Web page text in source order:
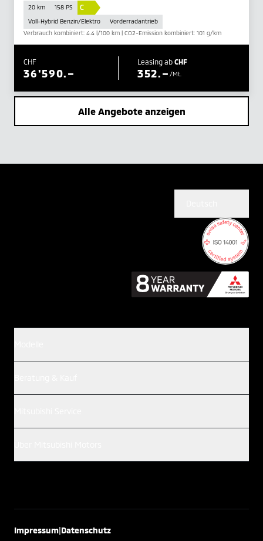
20 km 158 PS C
Voll-Hybrid Benzin/Elektro
Vorderradantrieb
Verbrauch kombiniert: 4.4 l/100 km | CO2-Emission kombiniert: 101 g/km
CHF
36'590.–
Leasing ab CHF
352.– /Mt.
Alle Angebote anzeigen
Impressum|Datenschutz